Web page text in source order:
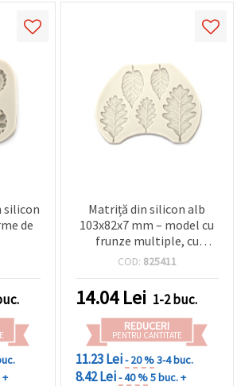
silicon
de
Matriță din silicon alb
103x82x7 mm – model cu
frunze multiple, cu
nervuri detaliate;
pentru rășină, lut
polimeric, rășină
epoxidică, săpun și ipsos
COD: 825411
14.04Lei 1-2 buc.
REDUCERI
PENTRU CANTITATE
11.23 Lei- 20 %3-4 buc.
8.42 Lei- 40 %5 buc. +